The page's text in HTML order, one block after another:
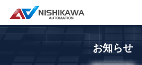
お知らせ